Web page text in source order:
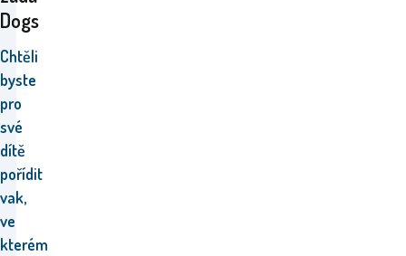
Dogs
Chtěli
byste
pro
své
dítě
pořídit
vak,
ve
kterém